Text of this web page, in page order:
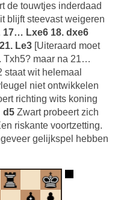
de touwtjes inderdaad
blijft steevast weigeren
17… Lxe6 18. dxe6
Le3 [Uiteraard moet
Txh5? maar na 21…
staat wit helemaal
niet ontwikkelen
richting wits koning
d5 Zwart probeert zich
riskante voortzetting.
gelijkspel hebben